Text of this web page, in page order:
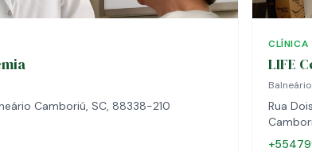
Camboriú, SC, 88338-210
CLÍNICA
LIFE
Rua